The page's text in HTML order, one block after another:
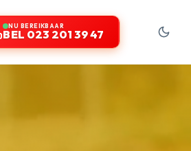
NU BEREIKBAAR
BEL 023 201 39 47